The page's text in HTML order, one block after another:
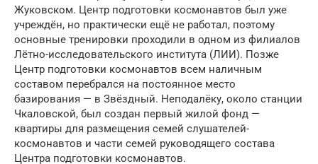
Жуковском. Центр подготовки космонавтов был уже
учреждён, но практически ещё не работал, поэтому
основные тренировки проходили в одном из филиалов
Лётно-исследовательского института (ЛИИ). Позже
Центр подготовки космонавтов всем наличным
составом перебрался на постоянное место
базирования — в Звёздный. Неподалёку, около станции
Чкаловской, был создан первый жилой фонд —
квартиры для размещения семей слушателей-
космонавтов и части семей руководящего состава
Центра подготовки космонавтов.